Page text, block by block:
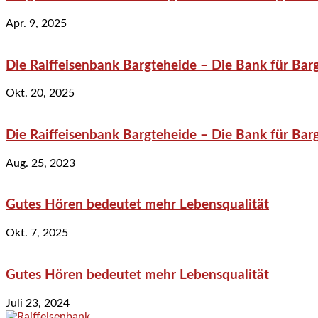
Apr. 9, 2025
Die Raiffeisenbank Bargteheide – Die Bank für
Okt. 20, 2025
Die Raiffeisenbank Bargteheide – Die Bank für
Aug. 25, 2023
Gutes Hören bedeutet mehr Lebensqualität
Okt. 7, 2025
Gutes Hören bedeutet mehr Lebensqualität
Juli 23, 2024